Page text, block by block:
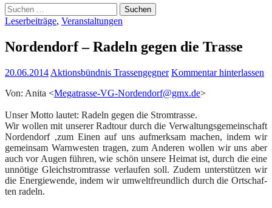
Suchen
nach:
Leserbeiträge, Veranstaltungen
Nor­den­dorf – Radeln gegen die Trasse
20.06.2014 Aktionsbündnis Trassengegner Kommentar hinterlassen
Von: Ani­ta <Megatrasse-VG-Nordendorf@gmx.de>
Unser Mot­to lau­tet: Radeln gegen die Strom­tras­se.
Wir wol­len mit unse­rer Rad­tour durch die Ver­wal­tungs­ge­mein­schaft
Nor­den­dorf ‚zum Einen auf uns auf­merk­sam machen, indem wir
gemein­sam Warn­wes­ten tra­gen, zum Ande­ren wol­len wir uns aber
auch vor Augen füh­ren, wie schön unse­re Hei­mat ist, durch die eine
unnö­ti­ge Gleich­strom­tras­se ver­lau­fen soll. Zudem unter­stüt­zen wir
die Ener­gie­wen­de, indem wir umwelt­freund­lich durch die Ort­schaf­
ten radeln.